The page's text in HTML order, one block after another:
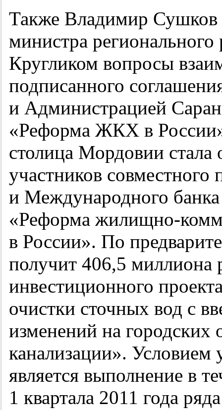
Также Владимир Сушков
министра
Кругликом вопросы
подписанного
и Администрацией
«Реформа ЖКХ в
столица Мордовии
участников совместного
и Международного банка
«Реформа жилищно-
в России». По
получит 406,5 миллиона
инвестиционного
очистки сточных вод с
изменений на городских
канализации». Условием
является выполнение в
1 квартала 2011 года